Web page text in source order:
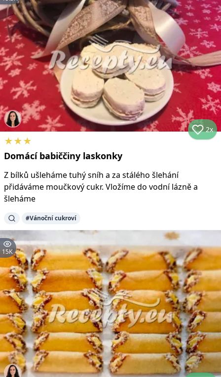
2x
★★★
Domácí babiččiny laskonky
Z bílků ušleháme tuhý sníh a za stálého šlehání
přidáváme moučkový cukr. Vložíme do vodní lázně a
šleháme
#Vánoční cukroví
15K